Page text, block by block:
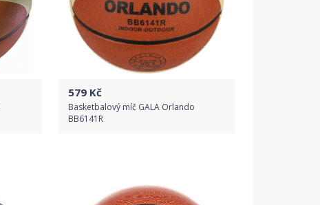
579 Kč
Basketbalový míč GALA Orlando
BB6141R
Detail produktu